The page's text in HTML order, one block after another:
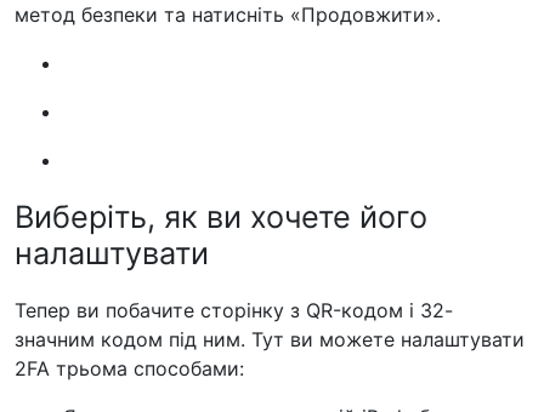
метод безпеки та натисніть «Продовжити».
Виберіть, як ви хочете його
налаштувати
Тепер ви побачите сторінку з QR-кодом і 32-
значним кодом під ним. Тут ви можете налаштувати
2FA трьома способами: